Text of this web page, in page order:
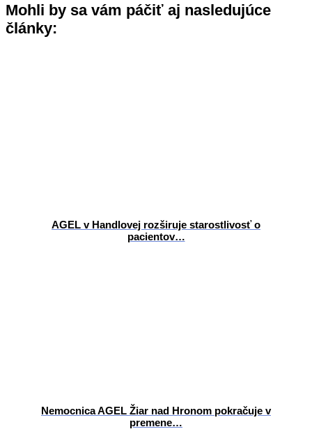
Mohli by sa vám páčiť aj nasledujúce
články:
AGEL v Handlovej rozširuje starostlivosť o
pacientov…
Nemocnica AGEL Žiar nad Hronom pokračuje v
premene…